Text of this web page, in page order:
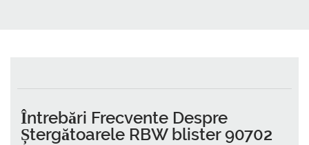
Întrebări Frecvente Despre
Ștergătoarele RBW blister 90702